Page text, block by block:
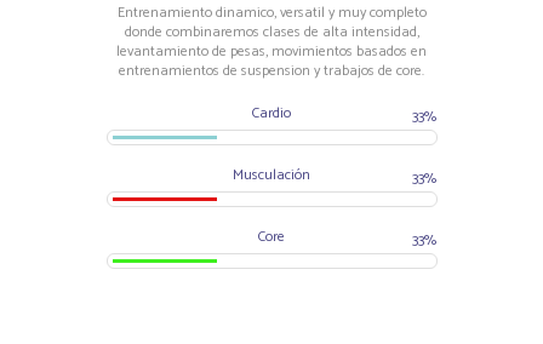
Entrenamiento dinamico, versatil y muy completo
donde combinaremos clases de alta intensidad,
levantamiento de pesas, movimientos basados en
entrenamientos de suspension y trabajos de core.
Cardio
33%
Musculación 33%
Core 33%